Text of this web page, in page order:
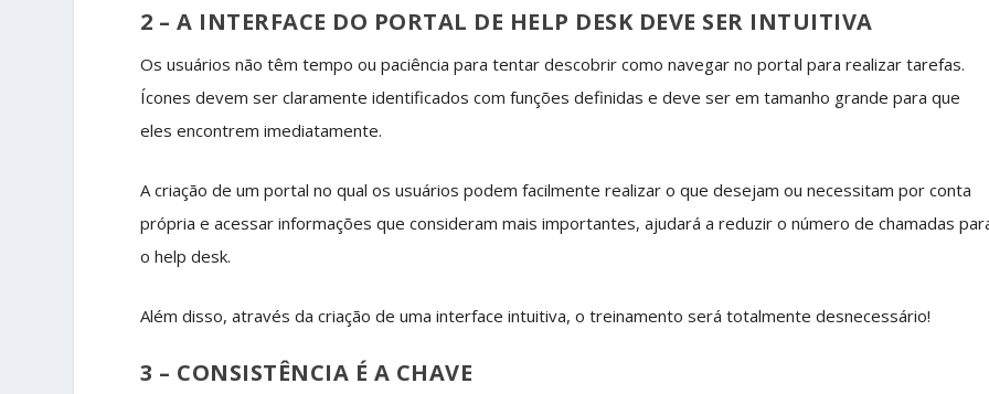
2 – A INTERFACE DO PORTAL DE HELP DESK DEVE SER INTUITIVA
Os usuários não têm tempo ou paciência para tentar descobrir como navegar no portal para realizar tarefas.
Ícones devem ser claramente identificados com funções definidas e deve ser em tamanho grande para que
eles encontrem imediatamente.
A criação de um portal no qual os usuários podem facilmente realizar o que desejam ou necessitam por conta
própria e acessar informações que consideram mais importantes, ajudará a reduzir o número de chamadas
o help desk.
Além disso, através da criação de uma interface intuitiva, o treinamento será totalmente desnecessário!
3 – CONSISTÊNCIA É A CHAVE